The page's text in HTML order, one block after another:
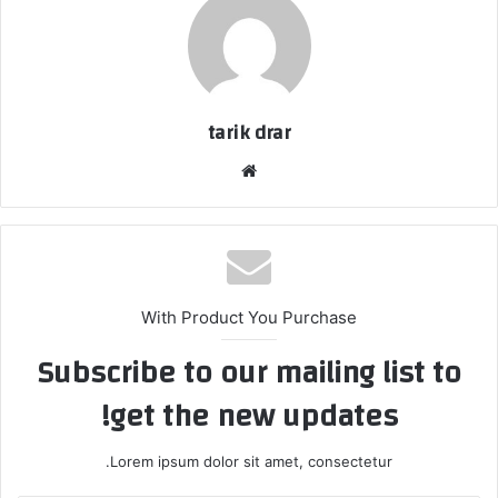
tarik drar
الوي
ب
With Product You Purchase
Subscribe to our mailing list to
get the new updates!
Lorem ipsum dolor sit amet, consectetur.